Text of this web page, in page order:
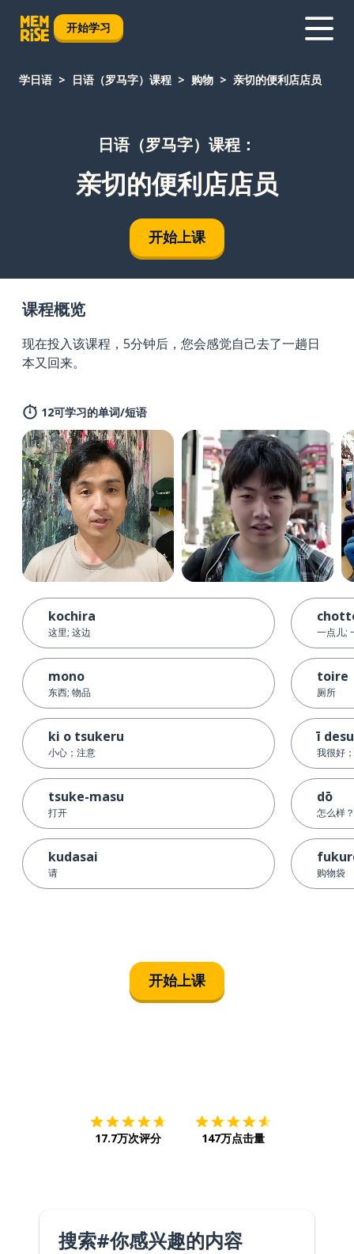
开始学习
学日语 日语（罗马字）课程 购物 亲切的便利店店员
日语（罗马字）课程：
亲切的便利店店员
开始上课
课程概览
现在投入该课程，5分钟后，您会感觉自己去了一趟日
本又回来。
12可学习的单词/短语
kochira
这里; 这边
mono
东西; 物品
ki o tsukeru
小心；注意
tsuke-masu
打开
kudasai
请
一点儿;
toire
厕所
ī desu
我很好
dō
怎么样？
购物袋
开始上课
17.7万次评分 147万点击量
搜索#你感兴趣的内容